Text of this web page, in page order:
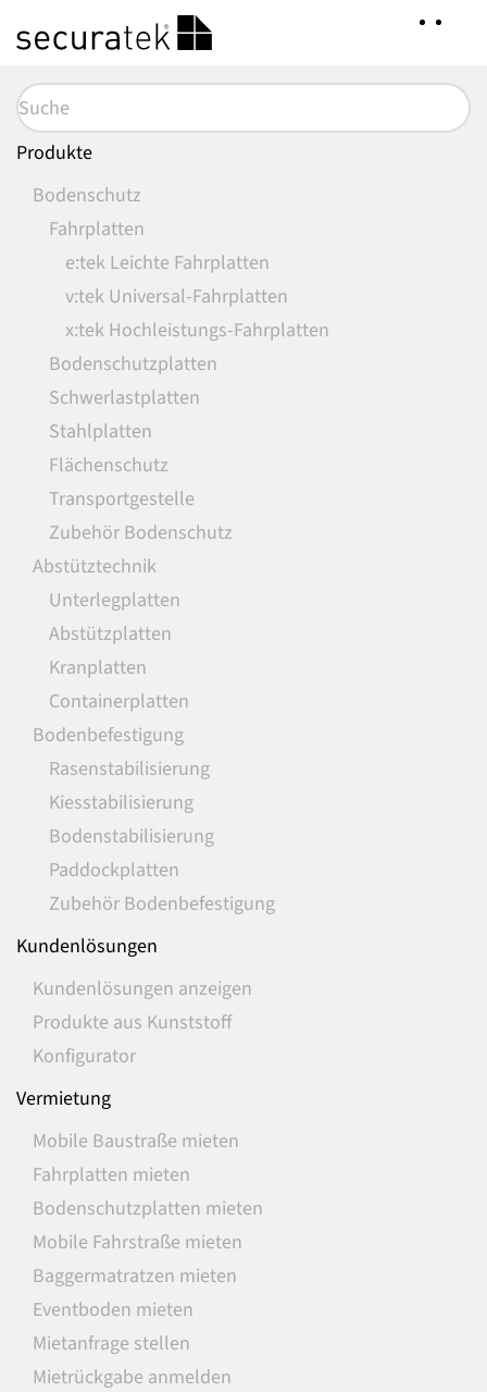
Hauptinhalt
springen
Produkte
Bodenschutz
Fahrplatten
e:tek Leichte Fahrplatten
v:tek Universal-Fahrplatten
x:tek Hochleistungs-Fahrplatten
Bodenschutzplatten
Schwerlastplatten
Stahlplatten
Flächenschutz
Transportgestelle
Zubehör Bodenschutz
Abstütztechnik
Unterlegplatten
Abstützplatten
Kranplatten
Containerplatten
Bodenbefestigung
Rasenstabilisierung
Kiesstabilisierung
Bodenstabilisierung
Paddockplatten
Zubehör Bodenbefestigung
Kundenlösungen
Kundenlösungen anzeigen
Produkte aus Kunststoff
Konfigurator
Vermietung
Mobile Baustraße mieten
Fahrplatten mieten
Bodenschutzplatten mieten
Mobile Fahrstraße mieten
Baggermatratzen mieten
Eventboden mieten
Mietanfrage stellen
Mietrückgabe anmelden